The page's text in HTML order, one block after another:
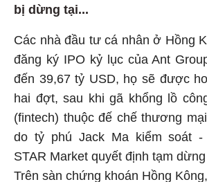
bị dừng tại...
Các nhà đầu tư cá nhân ở Hồng
đăng ký IPO kỷ lục của Ant
đến 39,67 tỷ USD, họ sẽ được
hai đợt, sau khi gã khổng lồ
(fintech) thuộc đế chế thương
do tỷ phú Jack Ma kiểm soát
STAR Market quyết định tạm
Trên sàn chứng khoán Hồng